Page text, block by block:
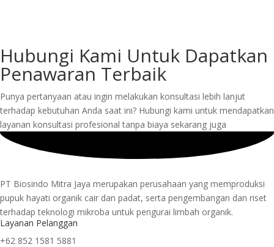
Hubungi Kami Untuk Dapatkan
Penawaran Terbaik
Punya pertanyaan atau ingin melakukan konsultasi lebih lanjut
terhadap kebutuhan Anda saat ini? Hubungi kami untuk mendapatkan
layanan konsultasi profesional tanpa biaya sekarang juga
PT Biosindo Mitra Jaya merupakan perusahaan yang memproduksi
pupuk hayati organik cair dan padat, serta pengembangan dan riset
terhadap teknologi mikroba untuk pengurai limbah organik.
Layanan Pelanggan
+62 852 1581 5881